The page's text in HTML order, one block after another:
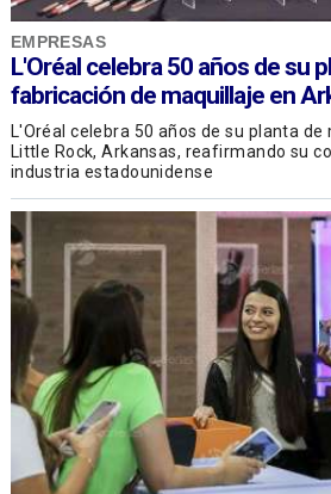
EMPRESAS
L'Oréal celebra 50 años de su
fabricación de maquillaje en
L'Oréal celebra 50 años de su planta
Little Rock, Arkansas, reafirmando su
industria estadounidense